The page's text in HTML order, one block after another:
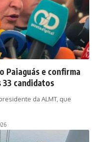
Paiaguás e confirma
33 candidatos
da ALMT, que